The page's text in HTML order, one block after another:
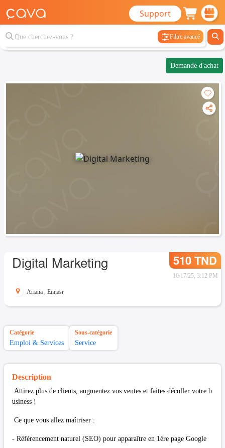
Support
Filtre avancé
Demande d'achat
Digital Marketing 510 TND
10/17/25, 3:12 PM
Ariana , Ennasr
Catégorie
Emploi & Services
Sous-catégorie
Service
Description
Attirez plus de clients, augmentez vos ventes et faites décoller votre b
usiness !
Ce que vous allez maîtriser :
- Référencement naturel (SEO) pour apparaître en 1ère page Google